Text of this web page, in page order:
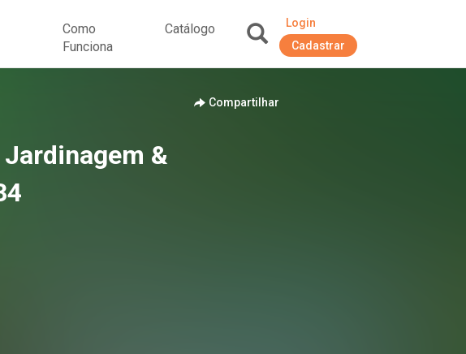
Como
Funciona
Catálogo
Login
Cadastrar
Compartilhar
&